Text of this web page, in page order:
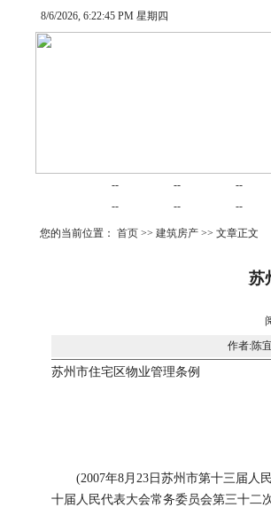
8/6/2026, 6:22:46 PM 星期四
-- -- --
-- -- --
您的当前位置： 首页 >> 建筑房产 >> 文章正文
苏
作者:陈
苏州市住宅区物业管理条例
(2007年8月23日苏州市第十三届人民
十届人民代表大会常务委员会第三十二